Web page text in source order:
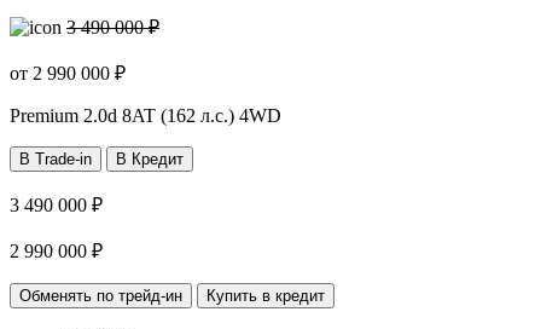
3 490 000 ₽
от 2 990 000 ₽
Premium 2.0d 8AT (162 л.с.) 4WD
В Trade-in В Кредит
3 490 000 ₽
2 990 000 ₽
Обменять по трейд-ин Купить в кредит